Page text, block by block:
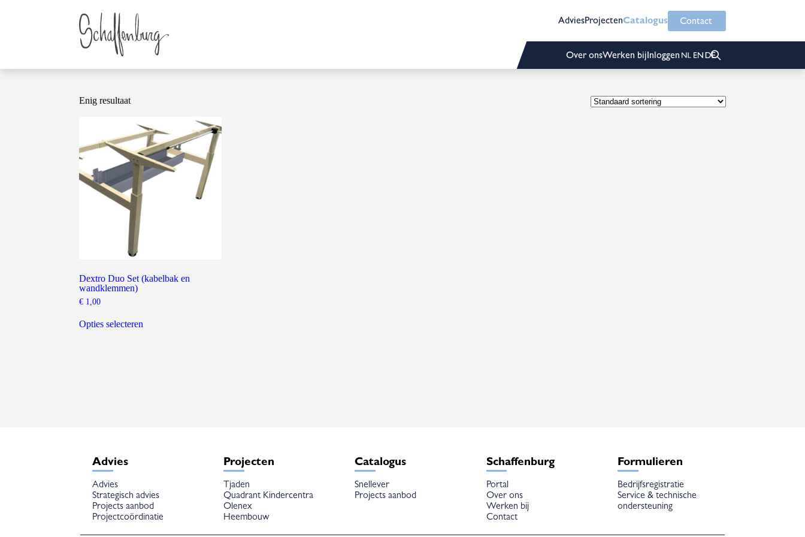
AdviesProjectenCatalogus Contact
Over onsWerken bijInloggen
Enig resultaat
Dextro Duo Set (kabelbak en
wandklemmen)
€ 1,00
Opties selecteren
Advies
Advies
Strategisch advies
Projects aanbod
Projectcoördinatie
Projecten
Tjaden
Quadrant Kindercentra
Olenex
Heembouw
Catalogus
Snellever
Projects aanbod
Schaffenburg
Portal
Over ons
Werken bij
Contact
Formulieren
Bedrijfsregistratie
Service & technische
ondersteuning